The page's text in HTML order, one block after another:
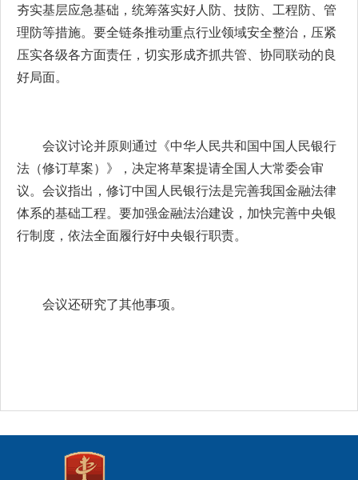
夯实基层应急基础，统筹落实好人防、技防、工程防、管
理防等措施。要全链条推动重点行业领域安全整治，压紧
压实各级各方面责任，切实形成齐抓共管、协同联动的良
好局面。
会议讨论并原则通过《中华人民共和国中国人民银行
法（修订草案）》，决定将草案提请全国人大常委会审
议。会议指出，修订中国人民银行法是完善我国金融法律
体系的基础工程。要加强金融法治建设，加快完善中央银
行制度，依法全面履行好中央银行职责。
会议还研究了其他事项。